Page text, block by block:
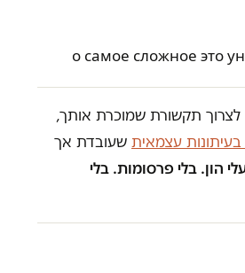
о самое сложное это
לצרוך תקשורת שמוכרת אותך,
עצמאית שעובדת אך
הון. בלי פרסומות. בלי